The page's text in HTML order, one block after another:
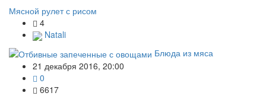
Мясной рулет с рисом
4
Natali
Блюда из мяса
21 декабря 2016, 20:00
0
6617